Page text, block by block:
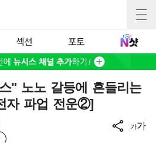
섹션 포토
" 노노 갈등에 흔들리는
자 파업 전운②]
가가